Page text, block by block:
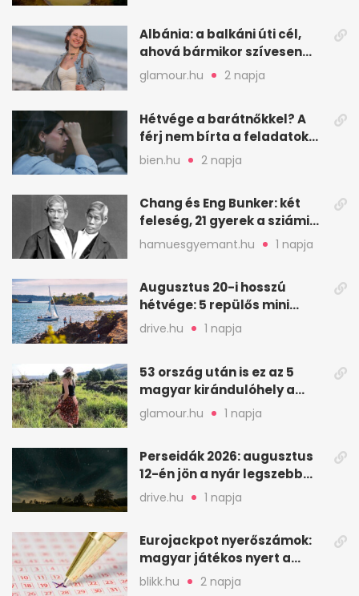
Albánia: a balkáni úti cél,
ahová bármikor szívesen
visszamennék
glamour.hu 2 napja
Hétvége a barátnőkkel? A
férj nem bírta a feladatokat,
a feleség levegőt kér
bien.hu 2 napja
Chang és Eng Bunker: két
feleség, 21 gyerek a sziámi
ikrek életében
hamuesgyemant.hu 1 napja
Augusztus 20-i hosszú
hétvége: 5 repülős mini
nyaralás 0 szabadsággal
drive.hu 1 napja
53 ország után is ez az 5
magyar kirándulóhely a
kedvencem
glamour.hu 1 napja
Perseidák 2026: augusztus
12-én jön a nyár legszebb
csillaghullása
drive.hu 1 napja
Eurojackpot nyerőszámok:
magyar játékos nyert a
2026. augusztus 4-i húzáson
blikk.hu 2 napja